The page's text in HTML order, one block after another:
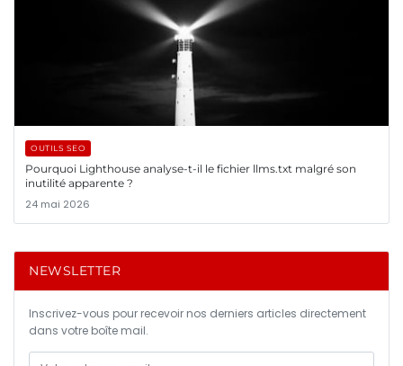
OUTILS SEO
Pourquoi Lighthouse analyse-t-il le fichier llms.txt malgré son
inutilité apparente ?
24 mai 2026
NEWSLETTER
Inscrivez-vous pour recevoir nos derniers articles directement
dans votre boîte mail.